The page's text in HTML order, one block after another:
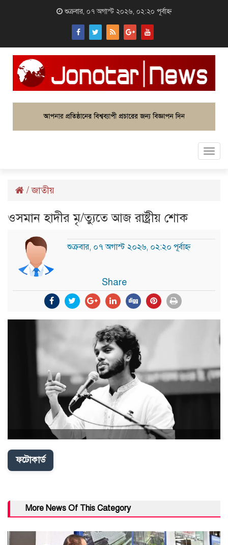
শুক্রবার, ০৭ অগাস্ট ২০২৬, ০২:২০ পূর্বাহ্ন
/জাতীয়
ওসমান হাদীর মৃ/ত্যুতে আজ রাষ্ট্রীয় শোক
শুক্রবার, ০৭ অগাস্ট ২০২৬, ০২:২০ পূর্বাহ্ন
Share
ফটোকার্ড
More News Of This Category